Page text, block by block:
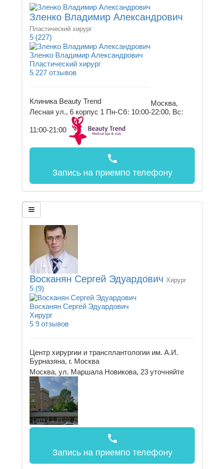
Зленко Владимир Александрович
Пластический хирург
5 (227)
Зленко Владимир Александрович
Пластический хирург
5 227 отзывов
Клиника Beauty Trend
Москва,
Лесная ул., 6 корпус 1 Пн-Сб: 10:00-22:00, Вс:
11:00-21:00
call
Запись на приемпо телефону
Восканян Сергей Эдуардович Хирург
5 (9)
Восканян Сергей Эдуардович
Хирург
5 9 отзывов
Центр хирургии и трансплантологии им. А.И.
Бурназяна, г. Москва
Москва, ул. Маршала Новикова, 23 уточняйте
call
Запись на приемпо телефону